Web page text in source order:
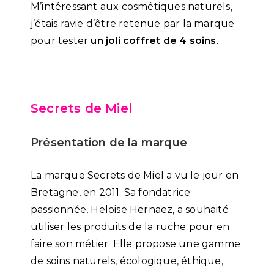
M’intéressant aux cosmétiques naturels,
j’étais ravie d’être retenue par la marque
pour tester un joli coffret de 4 soins.
Secrets de Miel
Présentation de la marque
La marque Secrets de Miel a vu le jour en
Bretagne, en 2011. Sa fondatrice
passionnée, Heloise Hernaez, a souhaité
utiliser les produits de la ruche pour en
faire son métier. Elle propose une gamme
de soins naturels, écologique, éthique,